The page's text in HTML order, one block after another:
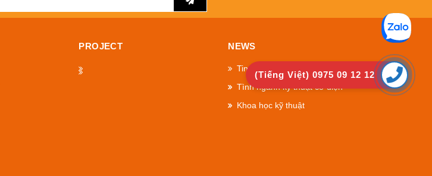
PROJECT NEWS
Tin Công Ty
Tình ngành kỹ thuật cơ điện
Khoa học kỹ thuật
(Tiếng Việt) 0975 09 12 12